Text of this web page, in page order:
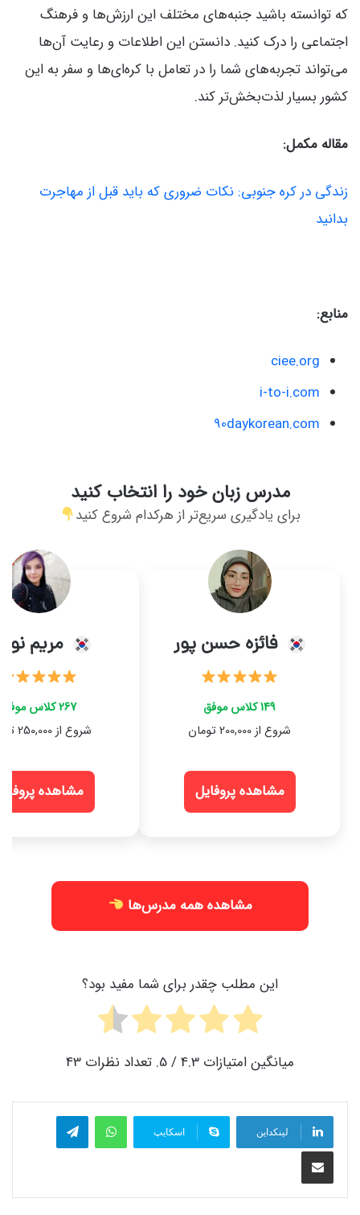
که توانسته باشید جنبه‌های مختلف این ارزش‌ها و فرهنگ
اجتماعی را درک کنید. دانستن این اطلاعات و رعایت آن‌ها
می‌تواند تجربه‌های شما را در تعامل با کره‌ای‌ها و سفر به این
کشور بسیار لذت‌بخش‌تر کند.
مقاله مکمل:
زندگی در کره جنوبی: نکات ضروری که باید قبل از مهاجرت
بدانید
منابع:
ciee.org
i-to-i.com
90daykorean.com
مدرس زبان خود را انتخاب کنید
برای یادگیری سریع‌تر از هرکدام شروع کنید
فائزه حسن پور
149 کلاس موفق
شروع از 200,000 تومان
مشاهده پروفایل
مریم
267 کلاس موفق
شروع از 250,000 تومان
مشاهده
مشاهده همه مدرس‌ها
این مطلب چقدر برای شما مفید بود؟
میانگین امتیازات 4.3/ 5. تعداد نظرات 43
لینکداین اسکایپ
واتس آپ تلگرام
اشتراک گذاری با ایمیل